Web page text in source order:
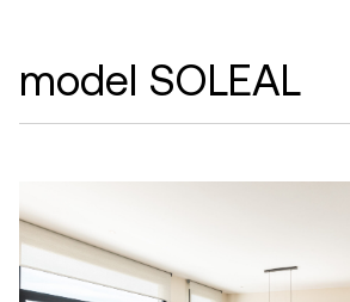
model SOLEAL